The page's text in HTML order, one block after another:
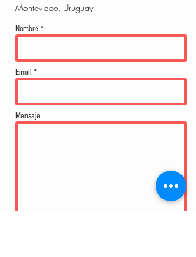
Montevideo, Uruguay
Nombre *
Email *
Mensaje